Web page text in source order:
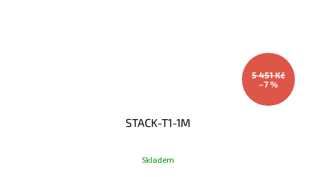
5 451 Kč
–7 %
STACK-T1-1M
Skladem